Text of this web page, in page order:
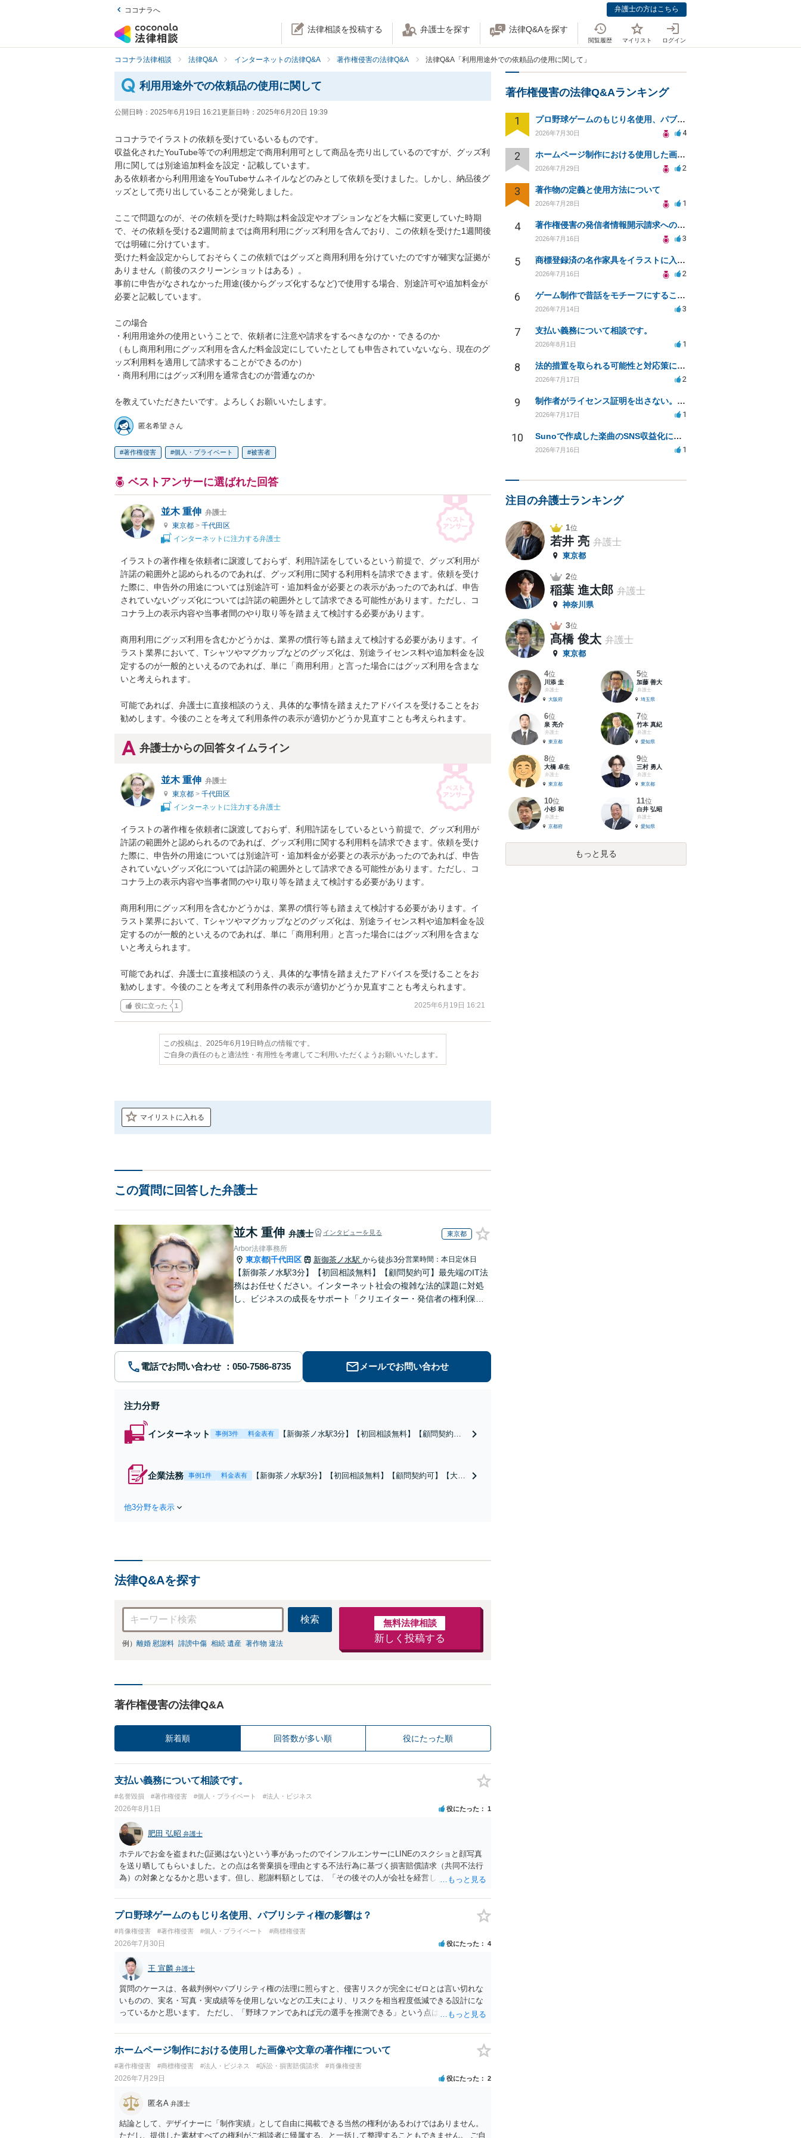
ココナラへ 弁護士の方はこちら
法律相談を投稿する 弁護士を探す 法律Q&Aを探す
閲覧履歴 マイリスト ログイン
ココナラ法律相談 法律Q&A インターネットの法律Q&A 著作権侵害の法律Q&A 法律Q&A「利用用途外での依頼品の使用に関して」
利用用途外での依頼品の使用に関して
公開日時： 2025年6月19日 16:21更新日時： 2025年6月20日 19:39
ココナラでイラストの依頼を受けているいるものです。
収益化されたYouTube等での利用想定で商用利用可として商品を売り出しているのですが、グッズ利
用に関しては別途追加料金を設定・記載しています。
ある依頼者から利用用途をYouTubeサムネイルなどのみとして依頼を受けました。しかし、納品後グ
ッズとして売り出していることが発覚しました。
ここで問題なのが、その依頼を受けた時期は料金設定やオプションなどを大幅に変更していた時期
で、その依頼を受ける2週間前までは商用利用にグッズ利用を含んでおり、この依頼を受けた1週間後
では明確に分けています。
受けた料金設定からしておそらくこの依頼ではグッズと商用利用を分けていたのですが確実な証拠が
ありません（前後のスクリーンショットはある）。
事前に申告がなされなかった用途(後からグッズ化するなど)で使用する場合、別途許可や追加料金が
必要と記載しています。
この場合
・利用用途外の使用ということで、依頼者に注意や請求をするべきなのか・できるのか
（もし商用利用にグッズ利用を含んだ料金設定にしていたとしても申告されていないなら、現在のグ
ッズ利用料を適用して請求することができるのか）
・商用利用にはグッズ利用を通常含むのが普通なのか
を教えていただきたいです。よろしくお願いいたします。
匿名希望 さん
著作権侵害 個人・プライベート 被害者
ベストアンサーに選ばれた回答
並木 重伸 弁護士
東京都 > 千代田区
インターネットに注力する弁護士
イラストの著作権を依頼者に譲渡しておらず、利用許諾をしているという前提で、グッズ利用が
許諾の範囲外と認められるのであれば、グッズ利用に関する利用料を請求できます。依頼を受け
た際に、申告外の用途については別途許可・追加料金が必要との表示があったのであれば、申告
されていないグッズ化については許諾の範囲外として請求できる可能性があります。ただし、コ
コナラ上の表示内容や当事者間のやり取り等を踏まえて検討する必要があります。
商用利用にグッズ利用を含むかどうかは、業界の慣行等も踏まえて検討する必要があります。イ
ラスト業界において、Tシャツやマグカップなどのグッズ化は、別途ライセンス料や追加料金を設
定するのが一般的といえるのであれば、単に「商用利用」と言った場合にはグッズ利用を含まな
いと考えられます。
可能であれば、弁護士に直接相談のうえ、具体的な事情を踏まえたアドバイスを受けることをお
勧めします。今後のことを考えて利用条件の表示が適切かどうか見直すことも考えられます。
弁護士からの回答タイムライン
並木 重伸 弁護士
東京都 > 千代田区
インターネットに注力する弁護士
イラストの著作権を依頼者に譲渡しておらず、利用許諾をしているという前提で、グッズ利用が
許諾の範囲外と認められるのであれば、グッズ利用に関する利用料を請求できます。依頼を受け
た際に、申告外の用途については別途許可・追加料金が必要との表示があったのであれば、申告
されていないグッズ化については許諾の範囲外として請求できる可能性があります。ただし、コ
コナラ上の表示内容や当事者間のやり取り等を踏まえて検討する必要があります。
商用利用にグッズ利用を含むかどうかは、業界の慣行等も踏まえて検討する必要があります。イ
ラスト業界において、Tシャツやマグカップなどのグッズ化は、別途ライセンス料や追加料金を設
定するのが一般的といえるのであれば、単に「商用利用」と言った場合にはグッズ利用を含まな
いと考えられます。
可能であれば、弁護士に直接相談のうえ、具体的な事情を踏まえたアドバイスを受けることをお
勧めします。今後のことを考えて利用条件の表示が適切かどうか見直すことも考えられます。
役に立った 1 2025年6月19日 16:21
この投稿は、2025年6月19日時点の情報です。
ご自身の責任のもと適法性・有用性を考慮してご利用いただくようお願いいたします。
マイリストに入れる
この質問に回答した弁護士
並木 重伸 弁護士 インタビューを見る 東京都
Arbor法律事務所
東京都 千代田区 新御茶ノ水駅 から徒歩3分営業時間：本日定休日
【新御茶ノ水駅3分】【初回相談無料】【顧問契約可】最先端のIT法
務はお任せください。インターネット社会の複雑な法的課題に対処
し、ビジネスの成長をサポート「クリエイター・発信者の権利保
電話でお問い合わせ メールでお問い合わせ
注力分野
インターネット 事例3件 料金表有
【新御茶ノ水駅3分】【初回相談無料】【顧問契約
企業法務 事例1件 料金表有
【新御茶ノ水駅3分】【初回相談無料】【顧問契約可】【大手
他3分野を表示
法律Q&Aを探す
検索
例） 離婚 慰謝料 誹謗中傷 相続 遺産 著作物 違法
無料法律相談
新しく投稿する
著作権侵害の法律Q&A
新着順 回答数が多い順 役にたった順
支払い義務について相談です。
#名誉毀損 #著作権侵害 #個人・プライベート #法人・ビジネス
2026年8月1日 役にたった 1
肥田 弘昭 弁護士
ホテルでお金を盗まれた(証拠はない)という事があったのでインフルエンサーにLINEのスクショと顔写真
を送り晒してもらいました。との点は名誉棄損を理由とする不法行為に基づく損害賠償請求（共同不法行
為）の対象となるかと思います。但し、慰謝料額としては、「その後その人が会社を経営しているようで
の計算がすべて損害とならないかと思いますので、損害額で争っても良いかと思います。ご参考にしてく
ださい。
プロ野球ゲームのもじり名使用、パブリシティ権の影響は？
#肖像権侵害 #著作権侵害 #個人・プライベート #商標権侵害
2026年7月30日 役にたった 4
王 宣麟 弁護士
質問のケースは、各裁判例やパブリシティ権の法理に照らすと、侵害リスクが完全にゼロとは言い切れな
いものの、実名・写真・実成績等を使用しないなどの工夫により、リスクを相当程度低減できる設計にな
っているかと思います。 ただし、「野球ファンであれば元の選手を推測できる」という点は、裁判で争わ
す。 また、広告収益の有無は、侵害判断に一定の影響を与える可能性がありますが、決定的要因ではあり
ません。 パブリシティ権侵害の成否は、主に「専ら顧客吸引力の利用を目的とするか」という点で判断さ
ではありません。完全無償・非営利であれば「表現の自由」「創作物」としての側面が強く評価される可
能性があります。一方、広告収益がある場合は「商業利用」としての色彩が強まり、リスクが高まる可能
性があります。 公開前に変更・確認しておく事項については、公開の場でアドバイスするにも限界がある
かと思うので、資料等を持参の上、弁護士に相談されることも一つかと存じます。
ホームページ制作における使用した画像や文章の著作権について
#著作権侵害 #商標権侵害 #法人・ビジネス #訴訟・損害賠償請求 #肖像権侵害
2026年7月29日 役にたった 2
匿名A 弁護士
結論として、デザイナーに「制作実績」として自由に掲載できる当然の権利があるわけではありません。
ただし、提供した素材すべての権利がご相談者に帰属する、と一括して整理することもできません。 ご自
著作権侵害の法律Q&Aランキング
1 プロ野球ゲームのもじり名使用、パブリシティ権の影響は？
2026年7月30日 4
2 ホームページ制作における使用した画像や文章の著作権について
2026年7月29日 2
3 著作物の定義と使用方法について
2026年7月28日 1
4 著作権侵害の発信者情報開示請求への対応策について相談
2026年7月16日 3
5 商標登録済の名作家具をイラストに入れて販売するのは違法でしょうか
2026年7月16日 2
6 ゲーム制作で昔話をモチーフにすることは著作権的にセーフかどうか
2026年7月14日 3
7 支払い義務について相談です。
2026年8月1日 1
8 法的措置を取られる可能性と対応策についての相談
2026年7月17日 2
9 制作者がライセンス証明を出さない。逃げられないように、今すぐ法的に何をすべきか
2026年7月17日 1
10 Sunoで作成した楽曲のSNS収益化における法的問題は？
2026年7月16日 1
注目の弁護士ランキング
1位
若井 亮 弁護士
東京都
2位
稲葉 進太郎 弁護士
神奈川県
3位
髙橋 俊太 弁護士
東京都
4位
川添 圭
弁護士
大阪府
5位
加藤 善大
弁護士
埼玉県
6位
泉 亮介
弁護士
東京都
7位
竹本 真紀
弁護士
愛知県
8位
大橋 卓生
弁護士
東京都
9位
三村 勇人
弁護士
東京都
10位
小杉 和
弁護士
京都府
11位
白井 弘昭
弁護士
愛知県
もっと見る